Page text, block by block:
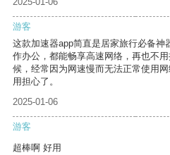
游客
这款加速器app简直是居家旅行必备
作办公，都能畅享高速网络，再也不
候，经常因为网速慢而无法正常使用
用担心了。
2025-01-06
游客
超棒啊 好用